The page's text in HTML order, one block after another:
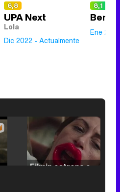
6,8
UPA Next
Lola
Dic 2022 - Actualmente
8,1
Ene
/